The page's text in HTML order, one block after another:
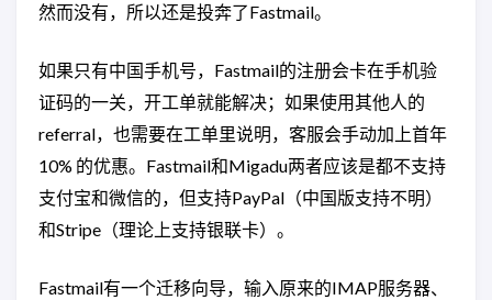
然而没有，所以还是投奔了Fastmail。
如果只有中国手机号，Fastmail的注册会卡在手机验
证码的一关，开工单就能解决；如果使用其他人的
referral，也需要在工单里说明，客服会手动加上首年
10% 的优惠。Fastmail和Migadu两者应该是都不支持
支付宝和微信的，但支持PayPal（中国版支持不明）
和Stripe（理论上支持银联卡）。
Fastmail有一个迁移向导，输入原来的IMAP服务器、